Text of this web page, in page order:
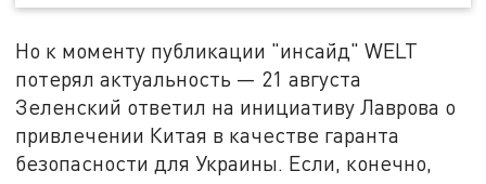
Но к моменту публикации "инсайд" WELT
потерял актуальность — 21 августа
Зеленский ответил на инициативу Лаврова о
привлечении Китая в качестве гаранта
безопасности для Украины. Если, конечно,